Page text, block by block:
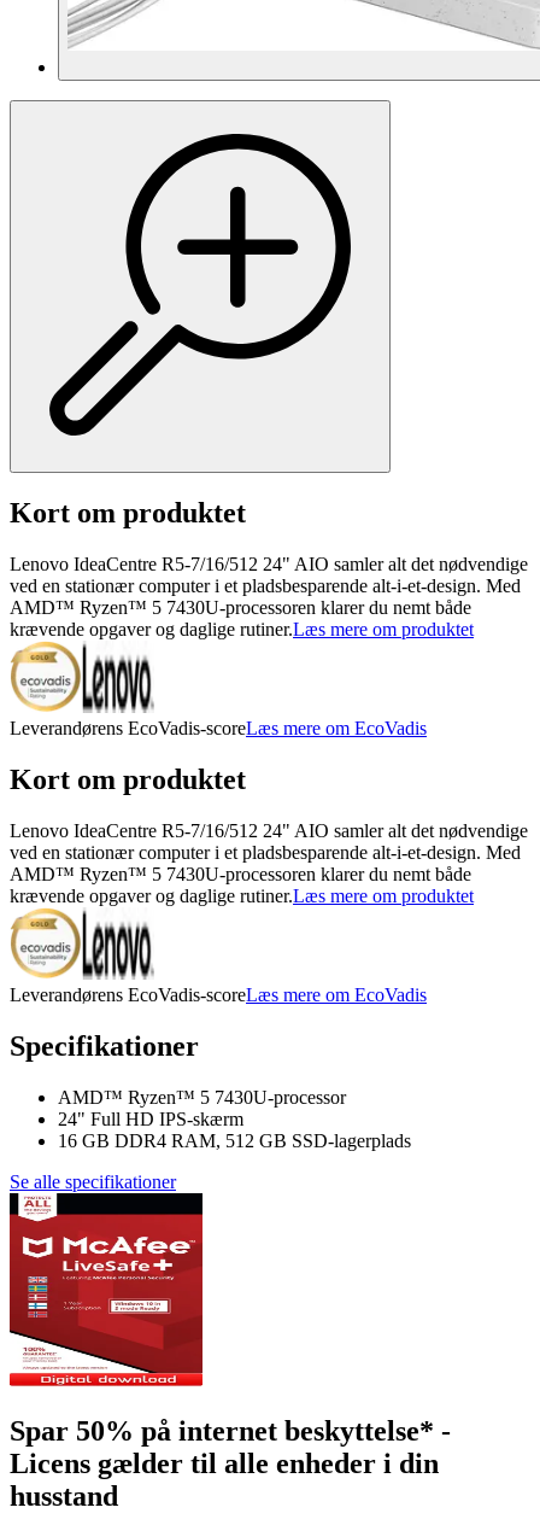
Kort om produktet
Lenovo IdeaCentre R5-7/16/512 24" AIO samler alt det nødvendige
ved en stationær computer i et pladsbesparende alt-i-et-design. Med
AMD™ Ryzen™ 5 7430U-processoren klarer du nemt både
krævende opgaver og daglige rutiner.Læs mere om produktet
Leverandørens EcoVadis-scoreLæs mere om EcoVadis
Kort om produktet
Lenovo IdeaCentre R5-7/16/512 24" AIO samler alt det nødvendige
ved en stationær computer i et pladsbesparende alt-i-et-design. Med
AMD™ Ryzen™ 5 7430U-processoren klarer du nemt både
krævende opgaver og daglige rutiner.Læs mere om produktet
Leverandørens EcoVadis-scoreLæs mere om EcoVadis
Specifikationer
AMD™ Ryzen™ 5 7430U-processor
24" Full HD IPS-skærm
16 GB DDR4 RAM, 512 GB SSD-lagerplads
Se alle specifikationer
Spar 50% på internet beskyttelse* -
Licens gælder til alle enheder i din
husstand